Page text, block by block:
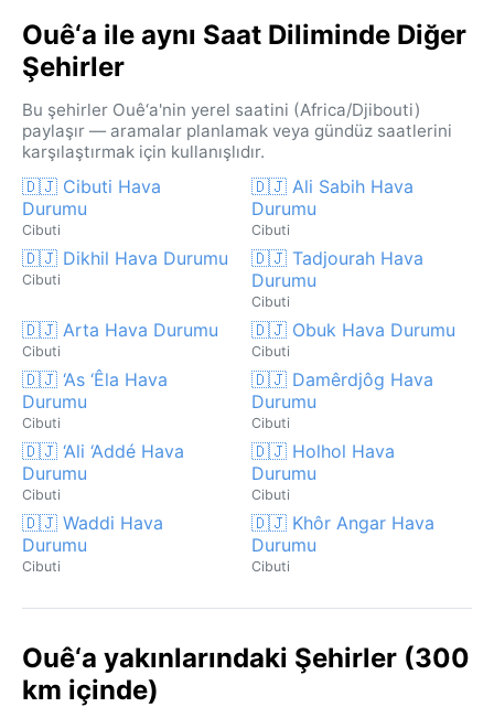
Ouê‘a ile aynı Saat Diliminde Diğer
Şehirler
Bu şehirler Ouê‘a'nin yerel saatini (Africa/Djibouti)
paylaşır — aramalar planlamak veya gündüz saatlerini
karşılaştırmak için kullanışlıdır.
🇩🇯 Cibuti Hava
Durumu
Cibuti
🇩🇯 Ali Sabih Hava
Durumu
Cibuti
🇩🇯 Dikhil Hava Durumu
Cibuti
🇩🇯 Tadjourah Hava
Durumu
Cibuti
🇩🇯 Arta Hava Durumu
Cibuti
🇩🇯 Obuk Hava Durumu
Cibuti
🇩🇯 ‘As ‘Êla Hava
Durumu
Cibuti
🇩🇯 Damêrdjôg Hava
Durumu
Cibuti
🇩🇯 ‘Ali ‘Addé Hava
Durumu
Cibuti
🇩🇯 Holhol Hava
Durumu
Cibuti
🇩🇯 Waddi Hava
Durumu
Cibuti
🇩🇯 Khôr Angar Hava
Durumu
Cibuti
Ouê‘a yakınlarındaki Şehirler (300
km içinde)